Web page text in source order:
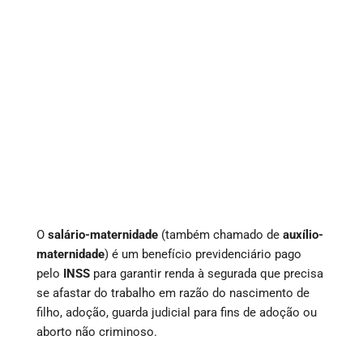
O salário-maternidade (também chamado de auxílio-
maternidade) é um benefício previdenciário pago
pelo INSS para garantir renda à segurada que precisa
se afastar do trabalho em razão do nascimento de
filho, adoção, guarda judicial para fins de adoção ou
aborto não criminoso.